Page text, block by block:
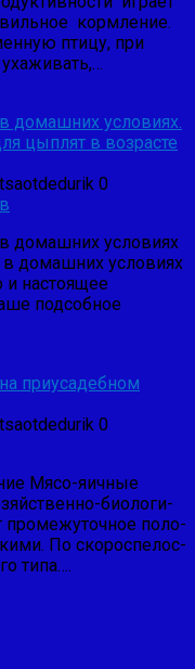
кормление.
птицу, при
домашних условиях.
цыплят в возрасте
0
домашних условиях
домашних условиях
и настоящее
подсобное
приусадебном
0
Мясо-яичные
биологи­
промежуточное поло­
По скороспелос­
типа….